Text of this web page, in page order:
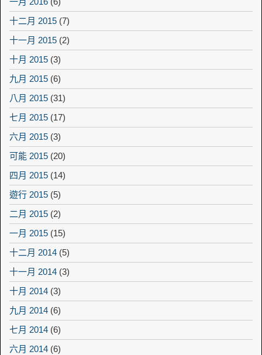
十二月 2015 (7)
十一月 2015 (2)
十月 2015 (3)
九月 2015 (6)
八月 2015 (31)
七月 2015 (17)
六月 2015 (3)
可能 2015 (20)
四月 2015 (14)
遊行 2015 (5)
二月 2015 (2)
一月 2015 (15)
十二月 2014 (5)
十一月 2014 (3)
十月 2014 (3)
九月 2014 (6)
七月 2014 (6)
六月 2014 (6)